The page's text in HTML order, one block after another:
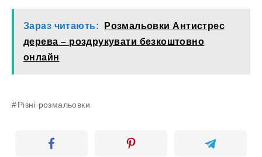
Зараз читають:
Розмальовки Антистрес
дерева – роздрукувати безкоштовно
онлайн
Різні розмальовки